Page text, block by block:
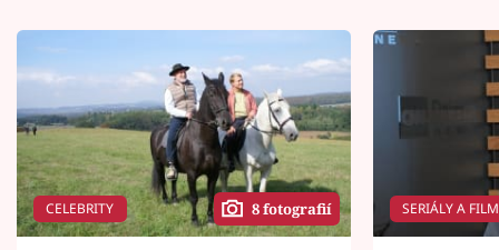
Sledujte nás
CELEBRITY 8 fotografií SERIÁLY A